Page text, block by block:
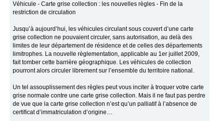
Véhicule - Carte grise collection : les nouvelles règles - Fin de la
restriction de circulation
Jusqu’à aujourd’hui, les véhicules circulant sous couvert d’une carte
grise collection ne pouvaient circuler, sans autorisation, au delà des
limites de leur département de résidence et de celles des départements
limitrophes. La nouvelle règlementation, applicable au 1er juillet 2009,
fait tomber cette barrière géographique. Les véhicules de collection
pourront alors circuler librement sur l’ensemble du territoire national.
Un tel assouplissement des règles peut vous inciter à troquer votre carte
grise normale contre une carte grise collection. Mais il ne faut pas perdre
de vue que la carte grise collection n’est qu’un palliatif à l’absence de
certificat d’immatriculation d’origine…